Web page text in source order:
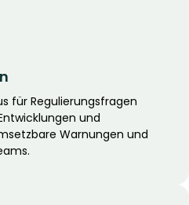
für Regulierungsfragen
und
Warnungen und